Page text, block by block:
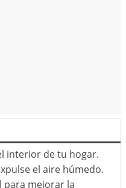
interior de tu hogar.
el aire húmedo.
para mejorar la